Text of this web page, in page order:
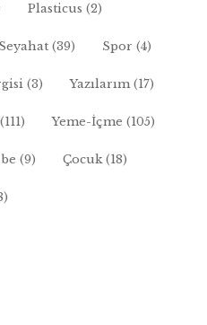
Plasticus (2)
Seyahat (39) Spor (4)
(3) Yazılarım(17)
Yeme-İçme (105)
(9) Çocuk(18)